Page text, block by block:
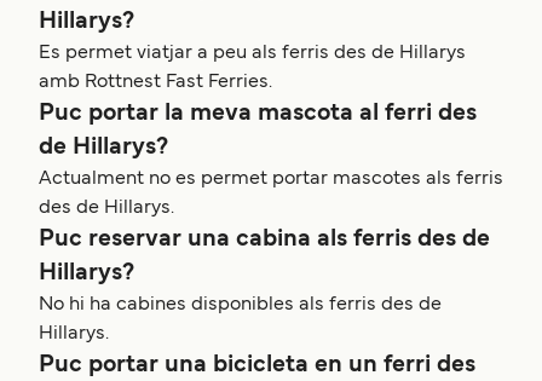
Hillarys?
Es permet viatjar a peu als ferris des de Hillarys
amb Rottnest Fast Ferries.
Puc portar la meva mascota al ferri des
de Hillarys?
Actualment no es permet portar mascotes als ferris
des de Hillarys.
Puc reservar una cabina als ferris des de
Hillarys?
No hi ha cabines disponibles als ferris des de
Hillarys.
Puc portar una bicicleta en un ferri des